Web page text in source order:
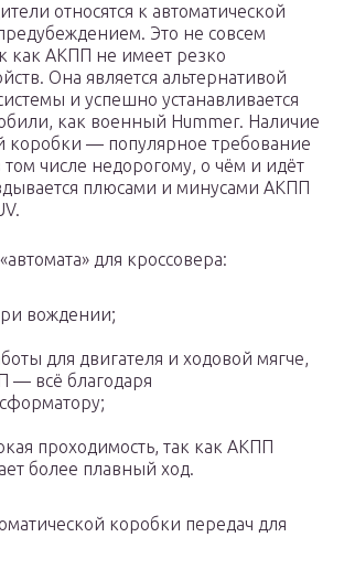
относятся к автоматической
Это не совсем
как АКПП не имеет резко
Она является альтернативой
и успешно устанавливается
как военный Hummer. Наличие
коробки — популярное требование
том числе недорогому, о чём и идёт
плюсами и минусами АКПП
для кроссовера:
вождении;
для двигателя и ходовой мягче,
— всё благодаря
проходимость, так как АКПП
более плавный ход.
коробки передач для